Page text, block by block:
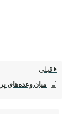
قبلی
میان وعده‌های